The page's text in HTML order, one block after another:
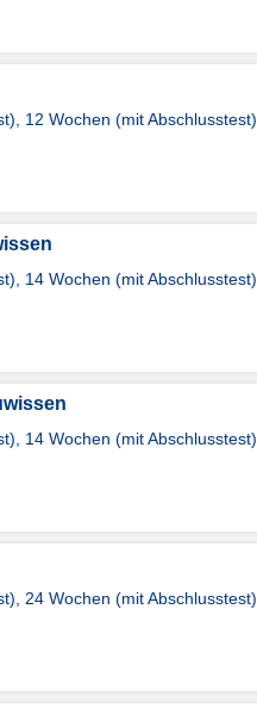
12 Wochen (mit Abschlusstest)
14 Wochen (mit Abschlusstest)
14 Wochen (mit Abschlusstest)
24 Wochen (mit Abschlusstest)